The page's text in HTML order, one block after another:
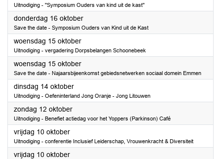
Uitnodiging - ''Symposium Ouders van kind uit de kast''
donderdag 16 oktober2025
Save the date - Symposium Ouders van Kind uit de Kast
woensdag 15 oktober2025
Uitnodiging - vergadering Dorpsbelangen Schoonebeek
woensdag 15 oktober2025
Save the date - Najaarsbijeenkomst gebiedsnetwerken sociaal domein Emmen
dinsdag 14 oktober2025
Uitnodiging - Oefeninterland Jong Oranje - Jong Litouwen
zondag 12 oktober2025
Uitnodiging - Benefiet actiedag voor het Yoppers (Parkinson) Café
vrijdag 10 oktober2025
Uitnodiging - conferentie Inclusief Leiderschap, Vrouwenkracht & Diversiteit
vrijdag 10 oktober2025